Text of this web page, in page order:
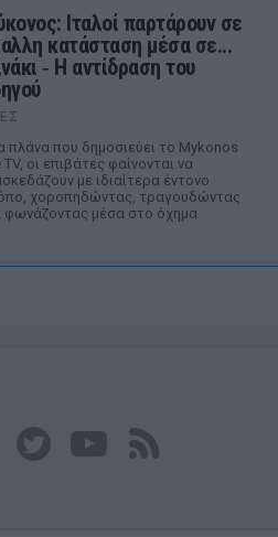
Ιταλοί παρτάρουν σε
κατάσταση μέσα σε...
‑ Η αντίδραση του
πλάνα που δημοσιεύει το Mykonos
TV, οι επιβάτες φαίνονται να
με ιδιαίτερα έντονο
χοροπηδώντας, τραγουδώντας
φωνάζοντας μέσα στο όχημα